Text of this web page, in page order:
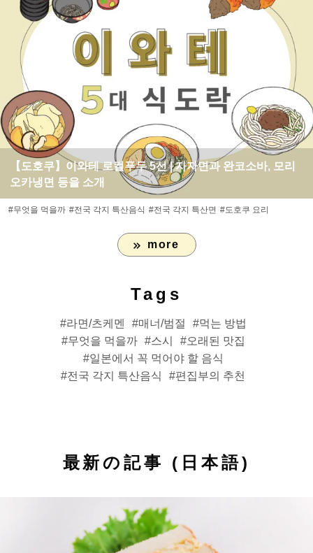
【도호쿠】이와테 로컬푸두 5선 | 자자면과 완코소바, 모리
오카냉면 등을 소개
#무엇을 먹을까 #전국 각지 특산음식 #전국 각지 특산면 #도호쿠 요리
more
Tags
라면/츠케멘 매너/범절
먹는 방법
무엇을 먹을까
스시
오래된 맛집
일본에서 꼭 먹어야 할 음식
전국 각지 특산음식
편집부의 추천
最新の記事 (日本語)